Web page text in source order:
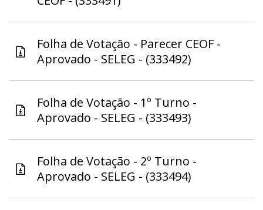
Folha de Votação - Parecer CEOF -
Aprovado - SELEG - (333492)
Folha de Votação - 1º Turno -
Aprovado - SELEG - (333493)
Folha de Votação - 2º Turno -
Aprovado - SELEG - (333494)